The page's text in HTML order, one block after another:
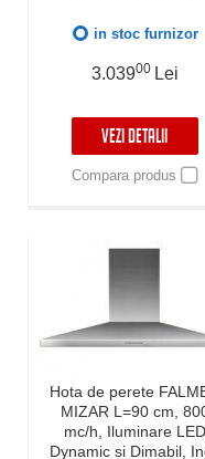
plita si hota Falmec,
ani, Neagra
in stoc furnizor
3.03900 Lei
VEZI DETALII
Compara produs
Hota de perete
MIZAR L=90 cm,
mc/h, Iluminare LED
Dynamic si Dimabil,